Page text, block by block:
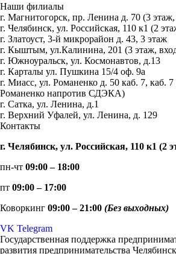
Наши филиалы
г. Магнитогорск, пр. Ленина д. 70 (3
г. Челябинск, ул. Российская, 110 к1 (2
г. Златоуст, 3-й микрорайон д. 43, 3 этаж
г. Кыштым, ул.Калинина, 201 (3 этаж,
г. Южноуральск, ул. Космонавтов, д.13
г. Карталы ул. Пушкина 15/4 оф. 9а
г. Миасс, ул. Романенко д. 50 каб. 7, каб.
Романенко напротив СДЭКА)
г. Сатка, ул. Ленина, д.1
г. Верхний Уфалей, ул. Ленина, д. 129
Контакты
г. Челябинск, ул. Российская, 110 к1 (2
пн-чт 09:00 – 18:00
пт 09:00 – 17:00
Коворкинг 09:00 – 21:00 (Без выходных)
VK Telegram
Государственная поддержка
развития предпринимательства